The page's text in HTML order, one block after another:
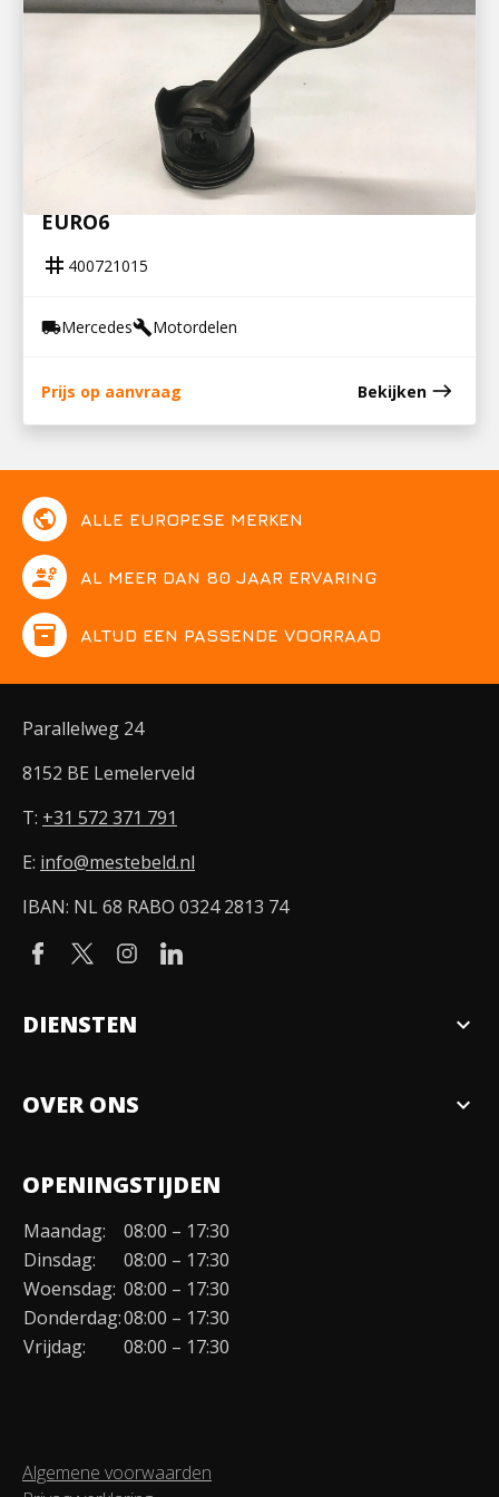
ZUIGER MET DRIJFSTANG ACTROS MP4
EURO6
tag 400721015
local_shippingMercedesbuildMotordelen
Prijs op aanvraag Bekijken east
public ALLE EUROPESE MERKEN
engineering AL MEER DAN 80 JAAR ERVARING
inventory ALTIJD EEN PASSENDE VOORRAAD
Parallelweg 24
8152 BE Lemelerveld
T: +31 572 371 791
E: info@mestebeld.nl
IBAN: NL 68 RABO 0324 2813 74
DIENSTEN expand_more
OVER ONS expand_more
Organisatie
Duurzaamheid
Werken bij
Contact
OPENINGSTIJDEN
Maandag:
08:00 – 17:30
Dinsdag:
08:00 – 17:30
Woensdag: 08:00 – 17:30
Donderdag:08:00 – 17:30
Vrijdag:
08:00 – 17:30
Algemene voorwaarden